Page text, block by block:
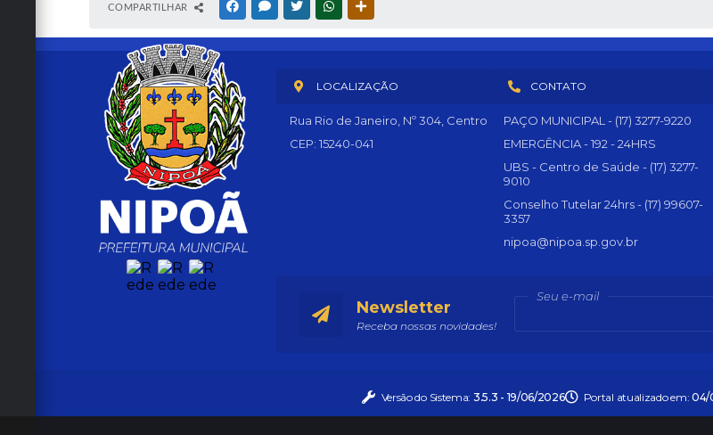
COMPARTILHAR FACEBOOKMESSENGER
TWITTERWHATSAPP
LOCALIZAÇÃO
Rua Rio de Janeiro, Nº 304, Centro
CEP: 15240-041
CONTATO
PAÇO MUNICIPAL - (17) 3277-9220
EMERGÊNCIA - 192 - 24HRS
UBS - Centro de Saúde - (17) 3277-
9010
Conselho Tutelar 24hrs - (17) 99607-
3357
nipoa@nipoa.sp.gov.br
Newsletter
Receba nossas novidades!
Seu e-mail
Versão do Sistema: 3.5.3 - 19/06/2026 Portal atualizado em:04/